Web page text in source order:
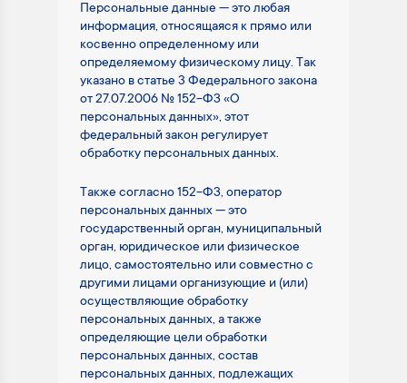
Персональные данные — это любая
информация, относящаяся к прямо или
косвенно определенному или
определяемому физическому лицу. Так
указано в статье 3 Федерального закона
от 27.07.2006 № 152-ФЗ «О
персональных данных», этот
федеральный закон регулирует
обработку персональных данных.
Также согласно 152-ФЗ, оператор
персональных данных — это
государственный орган, муниципальный
орган, юридическое или физическое
лицо, самостоятельно или совместно с
другими лицами организующие и (или)
осуществляющие обработку
персональных данных, а также
определяющие цели обработки
персональных данных, состав
персональных данных, подлежащих